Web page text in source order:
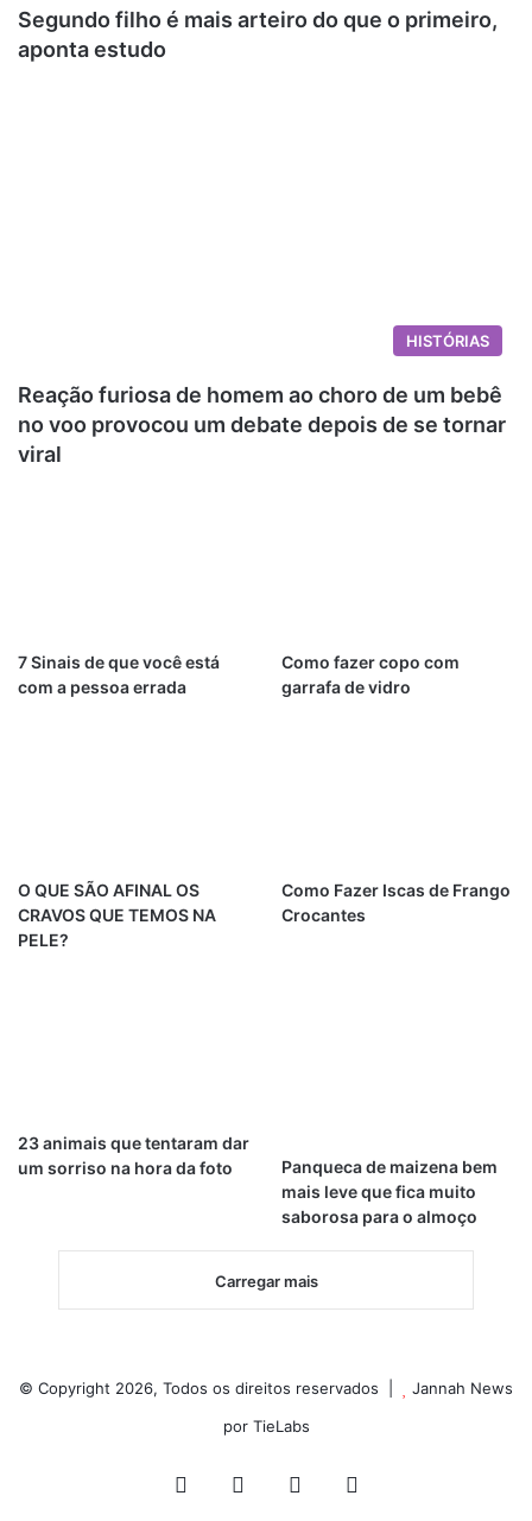
Segundo filho é mais arteiro do que o primeiro,
aponta estudo
HISTÓRIAS
Reação furiosa de homem ao choro de um bebê
no voo provocou um debate depois de se tornar
viral
7 Sinais de que você está
com a pessoa errada
Como fazer copo com
garrafa de vidro
O QUE SÃO AFINAL OS
CRAVOS QUE TEMOS NA
PELE?
Como Fazer Iscas de Frango
Crocantes
23 animais que tentaram dar
um sorriso na hora da foto
Panqueca de maizena bem
mais leve que fica muito
saborosa para o almoço
Carregar mais
© Copyright 2026, Todos os direitos reservados |
Jannah News
por TieLabs
Facebook Pinterest